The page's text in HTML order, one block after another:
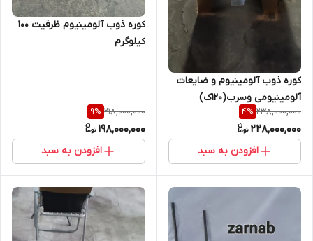
کوره ذوب آلومینیوم و ضایعات
آلومینیومی وسرب(۱۲۰ک)
238,000,000
4%
228,000,000
افزودن به سبد
کوره ذوب آلومینیوم ظرفیت 100
کیلوگرم
218,000,000
9%
198,000,000
افزودن به سبد